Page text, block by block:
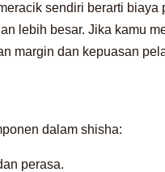
sendiri berarti biaya
lebih besar. Jika kamu
margin dan kepuasan
dalam shisha:
perasa.